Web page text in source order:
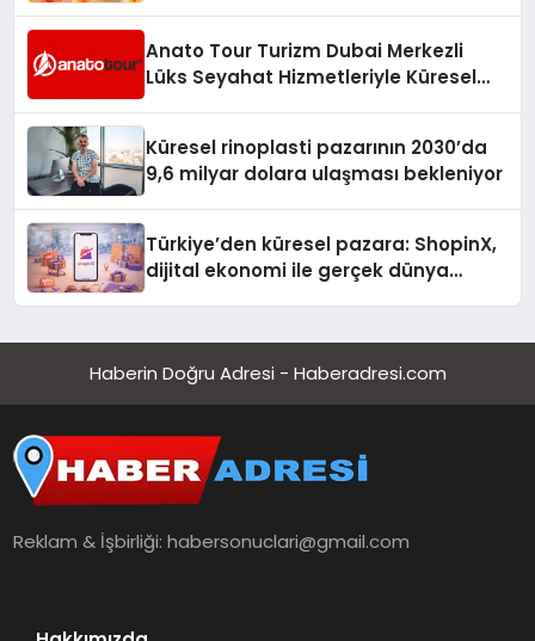
Anato Tour Turizm Dubai Merkezli
Lüks Seyahat Hizmetleriyle Küresel
Küresel rinoplasti pazarının 2030’da
9,6 milyar dolara ulaşması bekleniyor
Türkiye’den küresel pazara: ShopinX,
dijital ekonomi ile gerçek dünya
Haberin Doğru Adresi - Haberadresi.com
Reklam & İşbirliği:habersonuclari@gmail.com